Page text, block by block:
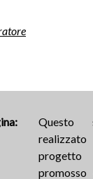
promosso